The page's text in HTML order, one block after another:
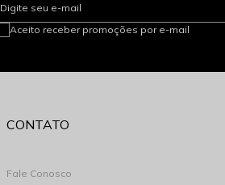
Digite seu e-mail
Aceito receber promoções por e-mail
CONTATO
Fale Conosco